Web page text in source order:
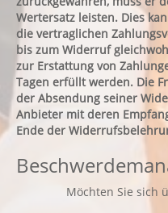
Wertersatz leisten. Dies
die vertraglichen
bis zum Widerruf
zur Erstattung von
Tagen erfüllt werden. Die
der Absendung seiner
Anbieter mit deren
Ende der
Möchten Sie sich